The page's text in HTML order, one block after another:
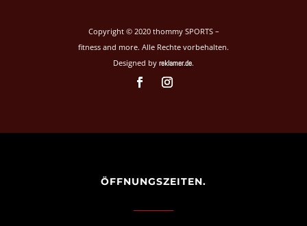
Copyright © 2020 thommy SPORTS –
fitness and more. Alle Rechte vorbehalten.
Designed by reklamer.de.
ÖFFNUNGSZEITEN.